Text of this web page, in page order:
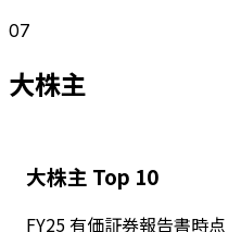
07
大株主
大株主 Top 10
FY25 有価証券報告書時点